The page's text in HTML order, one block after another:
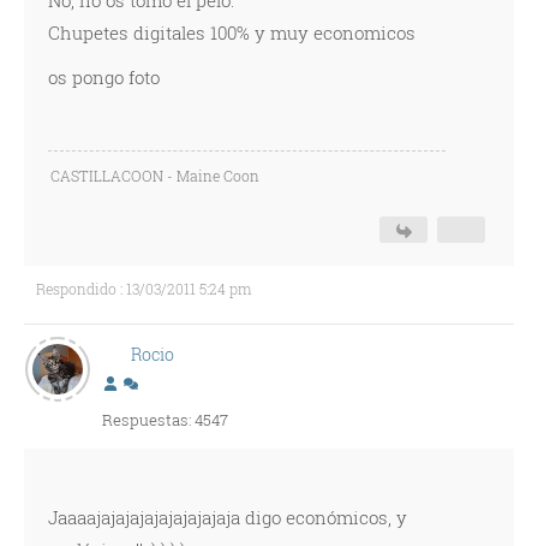
Chupetes digitales 100% y muy economicos
os pongo foto
CASTILLACOON - Maine Coon
Respondido : 13/03/2011 5:24 pm
Rocio
Respuestas: 4547
Jaaaajajajajajajajajajaja digo económicos, y